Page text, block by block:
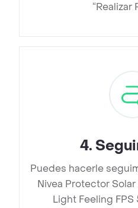
“Realizar
4.
Puedes hacerle
Nivea Protector
Light Feeling FPS